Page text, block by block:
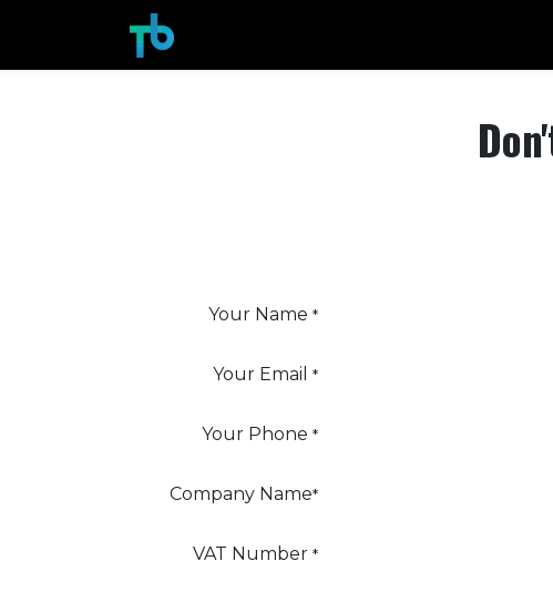
Se rendre au contenu
Your Name *
Your Email *
Your Phone *
Company Name*
VAT Number *